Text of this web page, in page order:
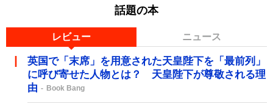
話題の本
レビュー ニュース
英国で「末席」を用意された天皇陛下を「最前列」
に呼び寄せた人物とは？ 天皇陛下が尊敬される理
由
Book Bang